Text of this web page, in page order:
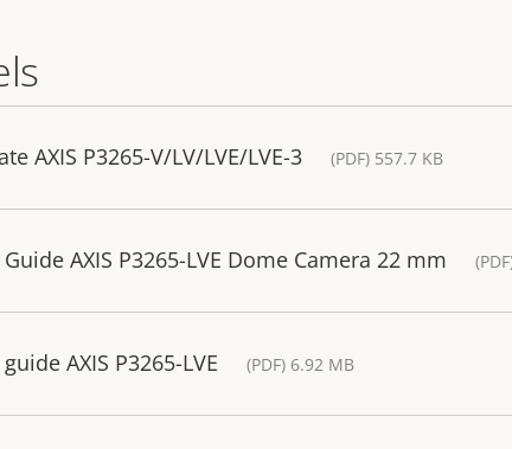
AXIS P3265-V/LV/LVE/LVE-3 (PDF) 557.7 KB
AXIS P3265-LVE Dome Camera 22 mm
AXIS P3265-LVE (PDF) 6.92 MB